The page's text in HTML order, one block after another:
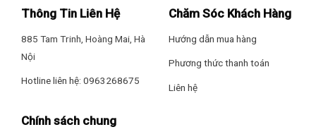
– Inverter tiết kiệm điện
– Đèn báo cấp độ quạt
– Đèn báo hoạt động
tính sẽ lọc khử mùi giúp loại bỏ các mùi khó chịu như khói
thuốc lá, chất thải thực phẩm và các chất hóa học hòa lẫn
trong không khí.
Thông Tin Liên Hệ
885 Tam Trinh, Hoàng Mai, Hà
Nội
Hotline liên hệ: 0963268675
Chăm Sóc Khách Hàng
Hướng dẫn mua hàng
Phương thức thanh toán
Liên hệ
Chính sách chung